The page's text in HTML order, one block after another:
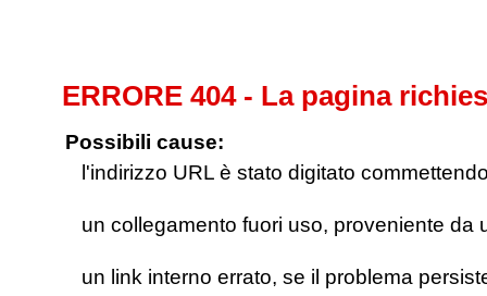
ERRORE 404 - La pagina
Possibili cause:
l'indirizzo URL è stato digitato
un collegamento fuori uso, proveniente da
un link interno errato, se il problema